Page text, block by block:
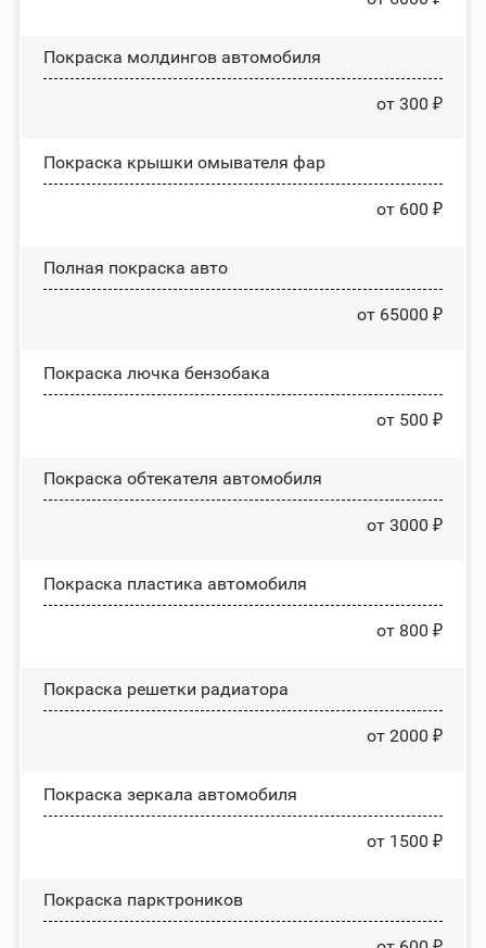
Покраска молдингов автомобиля
от 300 ₽
Покраска крышки омывателя фар
от 600 ₽
Полная покраска авто
от 65000 ₽
Покраска лючка бензобака
от 500 ₽
Покраска обтекателя автомобиля
от 3000 ₽
Покраска пластика автомобиля
от 800 ₽
Покраска решетки радиатора
от 2000 ₽
Покраска зеркала автомобиля
от 1500 ₽
Покраска парктроников